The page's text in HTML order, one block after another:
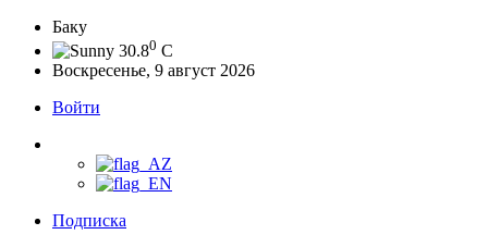
Баку
30.80 C
Воскресенье, 9 август 2026
Войти
Подписка